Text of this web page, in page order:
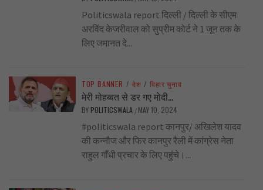
Politicswala report दिल्ली / दिल्ली के सीएम
अरविंद केजरीवाल को सुप्रीम कोर्ट ने 1 जून तक के
लिए जमानत दे...
TOP BANNER / देश / बिहार चुनाव
मेरी मोहब्बत से डर गए मोदी…
BY POLITICSWALA / MAY 10, 2024
#politicswala report कानपुर/ अखिलेश यादव
की कन्नौज और फिर कानपुर रैली में कांग्रेस नेता
राहुल गाँधी प्रचार के लिए पहुंचे।...